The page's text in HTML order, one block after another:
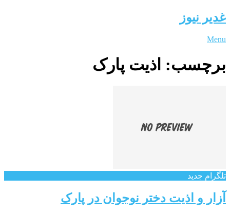
غدیر نیوز
Menu
برچسب: اذیت پارک
تلگرام جدید
آزار و اذیت دختر نوجوان در پارک